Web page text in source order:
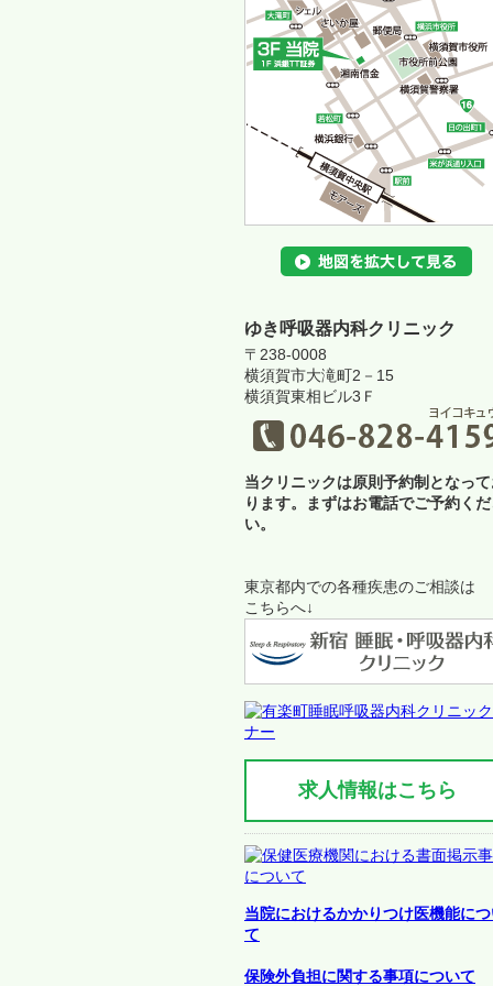
ゆき呼吸器内科クリニック
〒238-0008
横須賀市大滝町2－15
横須賀東相ビル3Ｆ
当クリニックは原則予約制となっ
ります。まずはお電話でご予約く
い。
東京都内での各種疾患のご相談は
こちらへ↓
求人情報はこちら
当院におけるかかりつけ医機能に
て
保険外負担に関する事項について